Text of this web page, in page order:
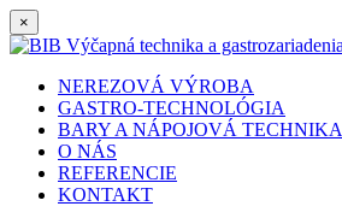
×
NEREZOVÁ VÝROBA
GASTRO-TECHNOLÓGIA
BARY A NÁPOJOVÁ TECHNIKA
O NÁS
REFERENCIE
KONTAKT